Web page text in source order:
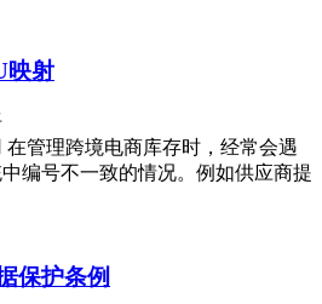
映射
管理跨境电商库存时，经常会遇
编号不一致的情况。例如供应商提
保护条例